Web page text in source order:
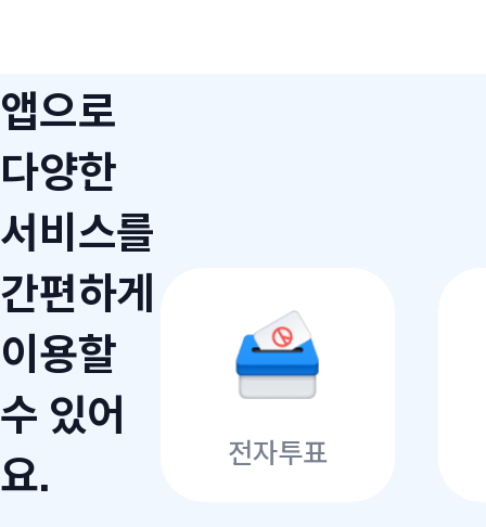
앱으로
다양한
서비스를
간편하게
이용할
수 있어
요.
전자투표